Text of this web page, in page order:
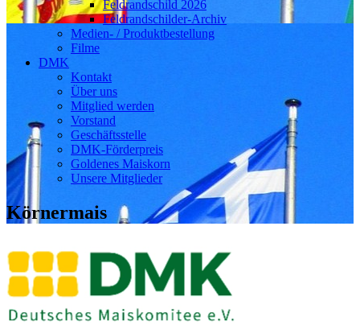
Feldrandschild 2026
Feldrandschilder-Archiv
Medien- / Produktbestellung
Filme
DMK
Kontakt
Über uns
Mitglied werden
Vorstand
Geschäftsstelle
DMK-Förderpreis
Goldenes Maiskorn
Unsere Mitglieder
Körnermais